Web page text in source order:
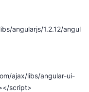
angularjs/1.2.12/angul
ajax/libs/angular-ui-
script>